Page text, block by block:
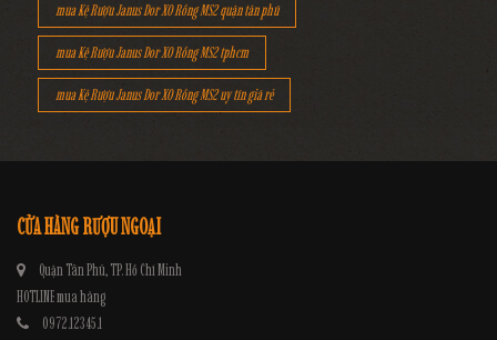
mua Kệ Rượu Janus Dor XO Rồng MS2 quận tân phú
mua Kệ Rượu Janus Dor XO Rồng MS2 tphcm
mua Kệ Rượu Janus Dor XO Rồng MS2 uy tín giá rẻ
CỬA HÀNG RƯỢU NGOẠI
Quận Tân Phú, TP. Hồ Chí Minh
HOTLINE mua hàng
0972.12345.1